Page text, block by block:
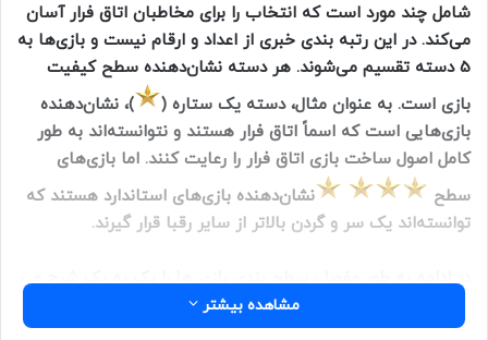
شامل چند مورد است که انتخاب را برای مخاطبان اتاق فرار آسان
می‌کند. در این رتبه بندی خبری از اعداد و ارقام نیست و بازی‌ها به
5 دسته تقسیم می‌شوند. هر دسته نشان‌دهنده سطح کیفیت
بازی است. به عنوان مثال، دسته یک ستاره (
)، نشان‌دهنده
بازی‌هایی است که اسماً اتاق فرار هستند و نتوانسته‌اند به طور
کامل اصول ساخت بازی اتاق فرار را رعایت کنند. اما بازی‌های
سطح
نشان‌دهنده بازی‌های استاندارد هستند که
توانسته‌اند یک سر و گردن بالاتر از سایر رقبا قرار گیرند.
در ادامه به طور مفصل، سطح بندی بازی ها را یک به یک شرح می
مشاهده بیشتر